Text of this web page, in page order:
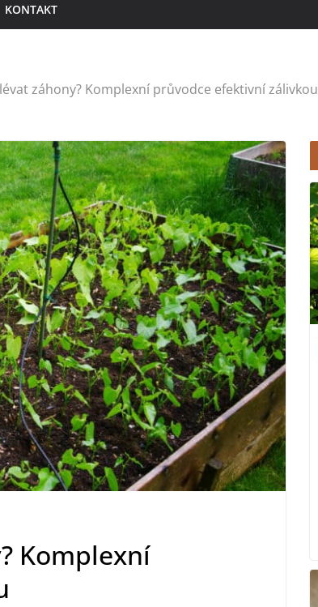
KONTAKT
záhony? Komplexní průvodce efektivní zálivkou
Komplexní